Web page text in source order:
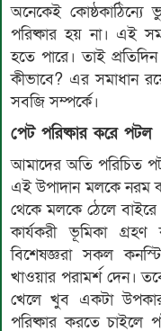
অনেকেই
পরিষ্কার হয় না। এই
হতে পারে। তাই
কীভাবে? এর সমাধান
সবজি সম্পর্কে।
পেট পরিষ্কার করে পটল
আমাদের অতি পরিচিত
এই উপাদান মলকে নরম
থেকে মলকে ঠেলে
কার্যকরী ভূমিকা
বিশেষজ্ঞরা সকল
খাওয়ার পরামর্শ দেন।
খেলে খুব একটা
পরিষ্কার করতে চাইলে